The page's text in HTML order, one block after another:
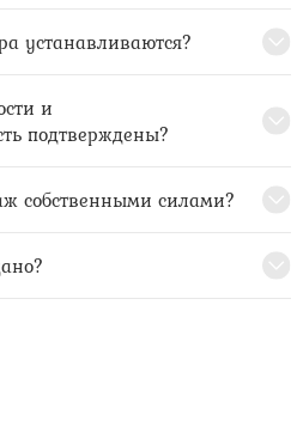
устанавливаются?
и
подтверждены?
собственными силами?